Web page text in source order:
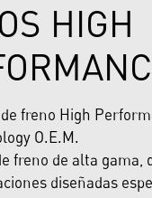
HIGH
freno High
O.E.M.
freno de alta gama,
diseñadas